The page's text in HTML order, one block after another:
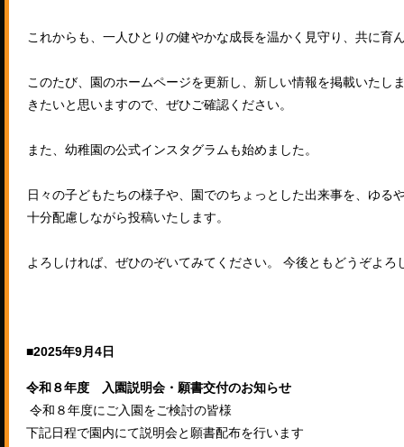
これからも、一人ひとりの健やかな成長を温かく見守り、共に育
このたび、園のホームページを更新し、新しい情報を掲載いた
きたいと思いますので、ぜひご確認ください。
また、幼稚園の公式インスタグラムも始めました。
日々の子どもたちの様子や、園でのちょっとした出来事を、ゆ
十分配慮しながら投稿いたします。
よろしければ、ぜひのぞいてみてください。 今後ともどうぞよろ
■2025年9月4日
令和８年度 入園説明会・願書交付のお知らせ
令和８年度にご入園をご検討の皆様
下記日程で園内にて説明会と願書配布を行います